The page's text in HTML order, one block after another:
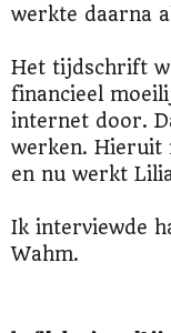
werkte daarna
Het tijdschrift
financieel
internet door.
werken. Hieruit
en nu werkt
Ik interviewde
Wahm.